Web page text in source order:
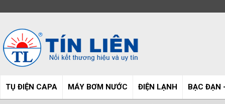
TỤ ĐIỆN CAPA MÁY BƠM NƯỚC ĐIỆN LẠNH BẠC ĐẠN